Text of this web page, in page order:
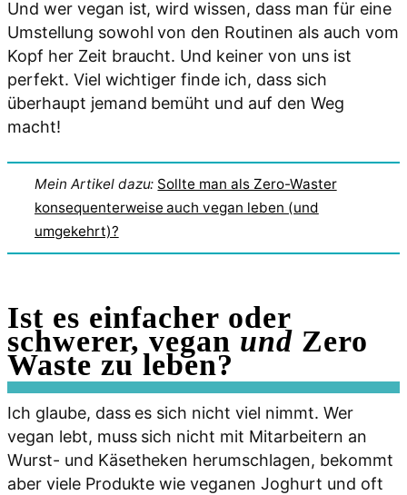
Und wer vegan ist, wird wissen, dass man für eine
Umstellung sowohl von den Routinen als auch vom
Kopf her Zeit braucht. Und keiner von uns ist
perfekt. Viel wichtiger finde ich, dass sich
überhaupt jemand bemüht und auf den Weg
macht!
Mein Artikel dazu: Sollte man als Zero-Waster
konsequenterweise auch vegan leben (und
umgekehrt)?
Ist es einfacher oder
schwerer, vegan und Zero
Waste zu leben?
Ich glaube, dass es sich nicht viel nimmt. Wer
vegan lebt, muss sich nicht mit Mitarbeitern an
Wurst- und Käsetheken herumschlagen, bekommt
aber viele Produkte wie veganen Joghurt und oft